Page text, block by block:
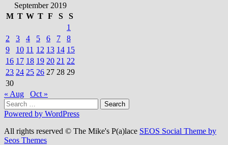
September 2019
M T W T F S
S
1
2
3 4 5 6 7
8
9
10 11 12 13 14 15
16 17 18 19 20 21 22
23 24 25 26 27 28 29
30
« Aug
Oct »
Search
for:
Powered by WordPress
All rights reserved © The Mike's P(a)lace SEOS Social Theme by
Seos Themes